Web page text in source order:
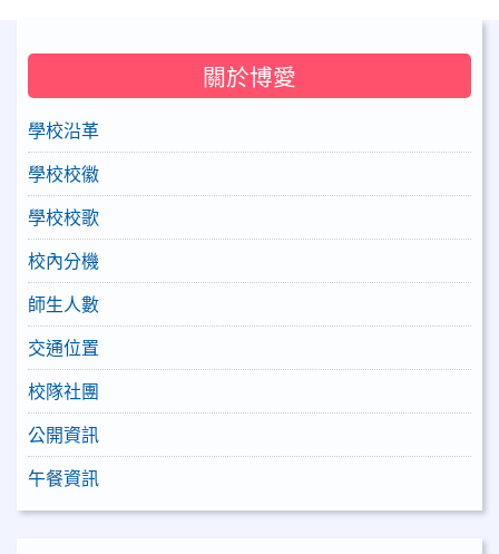
關於博愛
學校沿革
學校校徽
學校校歌
校內分機
師生人數
交通位置
校隊社團
公開資訊
午餐資訊